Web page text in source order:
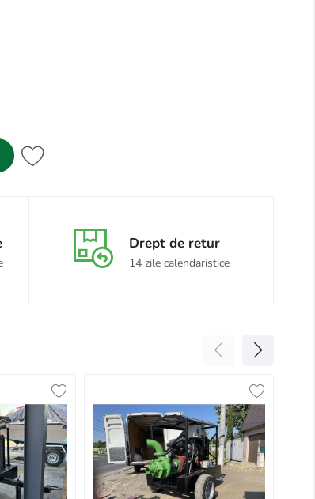
Drept de retur
14 zile calendaristice